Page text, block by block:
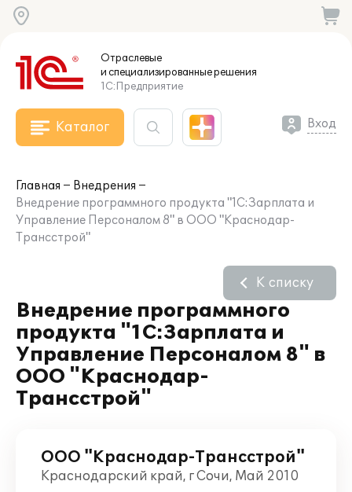
Отраслевые
и специализированныерешения
1С:Предприятие
Каталог Вход
Главная
Внедрения
Внедрение программного продукта "1С:Зарплата и
Управление Персоналом 8" в ООО "Краснодар-
Трансстрой"
Внедрение программного
продукта "1С:Зарплата и
Управление Персоналом 8" в
ООО "Краснодар-
Трансстрой"
К списку
ООО "Краснодар-Трансстрой"
Краснодарский край, г Сочи, Май 2010